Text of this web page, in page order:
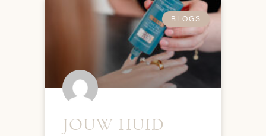
BLOGS
JOUW HUID